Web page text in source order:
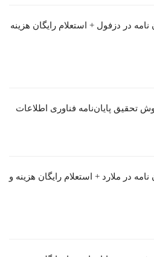
نامه در دزفول + استعلام رایگان هزینه
تحقیق پایان‌نامه فناوری اطلاعات
نامه در ملارد + استعلام رایگان هزینه و